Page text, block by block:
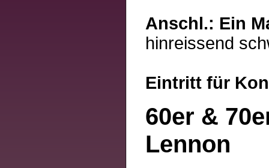
Anschl.: Ein
hinreissend
Eintritt für
60er &
Lennon